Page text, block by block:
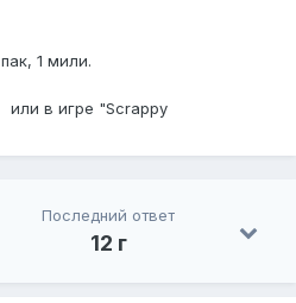
1 мили.
или в игре "Scrappy
Последний ответ
12 г